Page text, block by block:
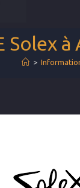
Solex à
>